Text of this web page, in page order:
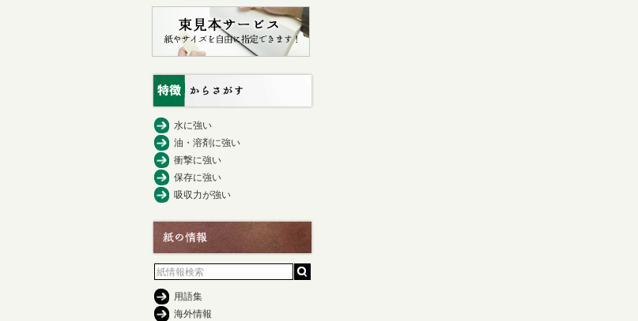
水に強い
油・溶剤に強い
衝撃に強い
保存に強い
吸収力が強い
用語集
海外情報